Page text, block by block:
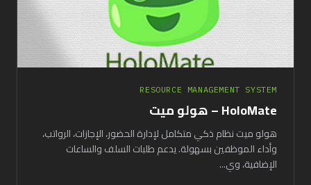
RESOURCE MANAGEMENT SYSTEM
HoloMate – هولو ميت
هولو ميت نظام ذكي متكامل لإدارة الحضور، الإجازات، الرواتب،
وأداء الموظفين بسهولة. يدعم طلبات السلف والساعات
الإضافية، وي...